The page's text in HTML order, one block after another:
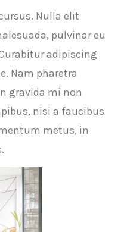
Nulla elit
pulvinar eu
adipiscing
Nam pharetra
gravida mi non
nisi a faucibus
metus, in